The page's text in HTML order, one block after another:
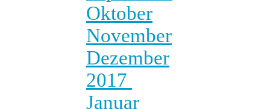
Oktober
November
Dezember
2017
Januar